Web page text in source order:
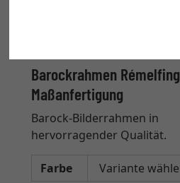
Barockrahmen Rémelfing
Maßanfertigung
Barock-Bilderrahmen in
hervorragender Qualität.
Farbe